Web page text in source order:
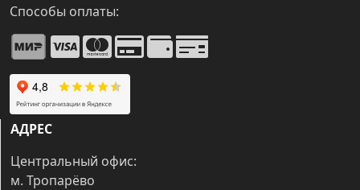
Способы оплаты:
АДРЕС
Центральный офис:
м. Тропарёво